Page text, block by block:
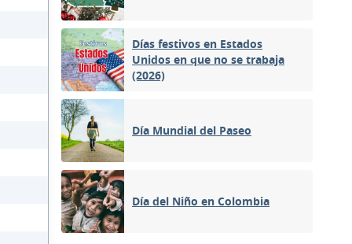
Días festivos en Estados
Unidos en que no se trabaja
(2026)
Día Mundial del Paseo
Día del Niño en Colombia